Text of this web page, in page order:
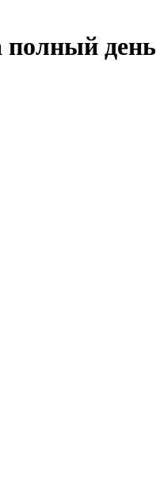
полный